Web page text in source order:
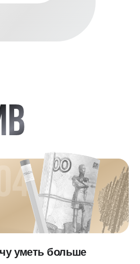
рисовать
и быстро
на заказ и
картины